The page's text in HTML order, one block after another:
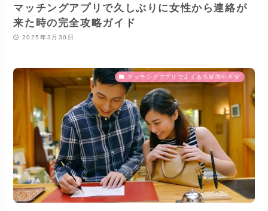
マッチングアプリで久しぶりに女性から連絡が
来た時の完全攻略ガイド
2025年3月30日
マッチングアプリでよくある疑問や不安